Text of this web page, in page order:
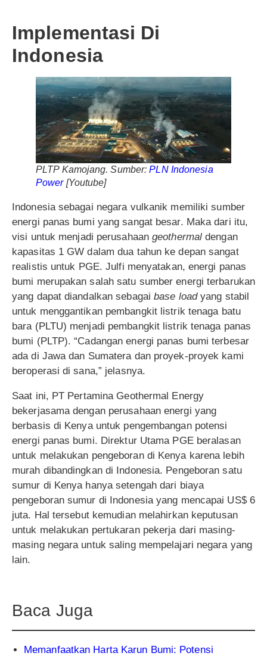
Implementasi Di
Indonesia
PLTP Kamojang. Sumber:PLN Indonesia
Power[Youtube]
Indonesia sebagai negara vulkanik memiliki sumber
energi panas bumi yang sangat besar. Maka dari itu,
visi untuk menjadi perusahaangeothermal dengan
kapasitas 1 GW dalam dua tahun ke depan sangat
realistis untuk PGE. Julfi menyatakan, energi panas
bumi merupakan salah satu sumber energi terbarukan
yang dapat diandalkan sebagaibase loadyang stabil
untuk menggantikan pembangkit listrik tenaga batu
bara (PLTU) menjadi pembangkit listrik tenaga panas
bumi (PLTP). “Cadangan energi panas bumi terbesar
ada di Jawa dan Sumatera dan proyek-proyek kami
beroperasi di sana,” jelasnya.
Saat ini, PT Pertamina Geothermal Energy
bekerjasama dengan perusahaan energi yang
berbasis di Kenya untuk pengembangan potensi
energi panas bumi. Direktur Utama PGE beralasan
untuk melakukan pengeboran di Kenya karena lebih
murah dibandingkan di Indonesia. Pengeboran satu
sumur di Kenya hanya setengah dari biaya
pengeboran sumur di Indonesia yang mencapai US$ 6
juta. Hal tersebut kemudian melahirkan keputusan
untuk melakukan pertukaran pekerja dari masing-
masing negara untuk saling mempelajari negara yang
lain.
Baca Juga
Memanfaatkan Harta Karun Bumi: Potensi